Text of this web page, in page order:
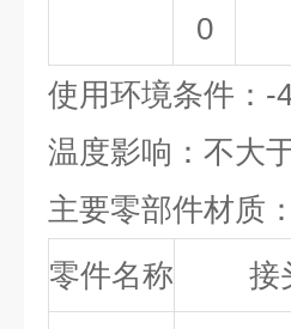
0
使用环境条件：
温度影响：不大
主要零部件材质：
零件名称
接